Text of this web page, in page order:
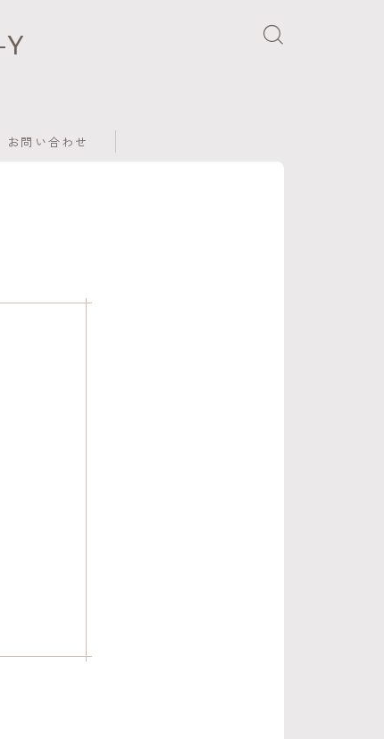
お問い合わせ